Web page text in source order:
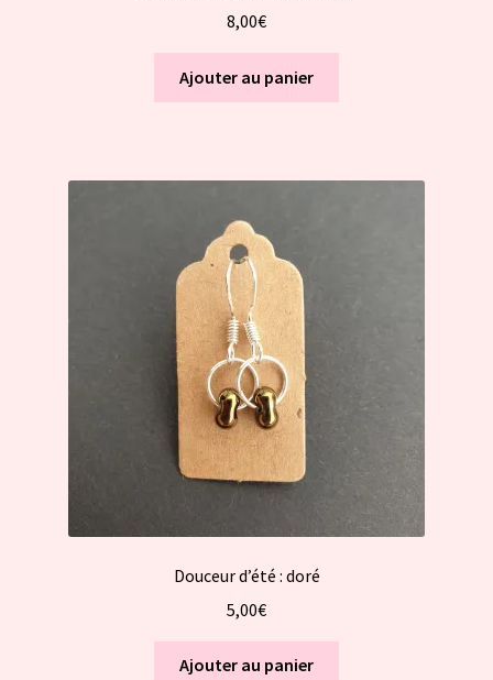
8,00€
Ajouter au panier
Douceur d’été : doré
5,00€
Ajouter au panier